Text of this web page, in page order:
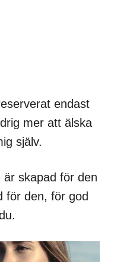
endast
mer att älska
själv.
skapad för den
för den, för god